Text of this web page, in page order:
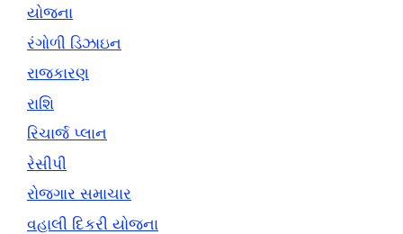
યોજના
રંગોળી ડિઝાઇન
રાજકારણ
રાશિ
રિચાર્જ પ્લાન
રેસીપી
રોજગાર સમાચાર
વહાલી દિકરી યોજના